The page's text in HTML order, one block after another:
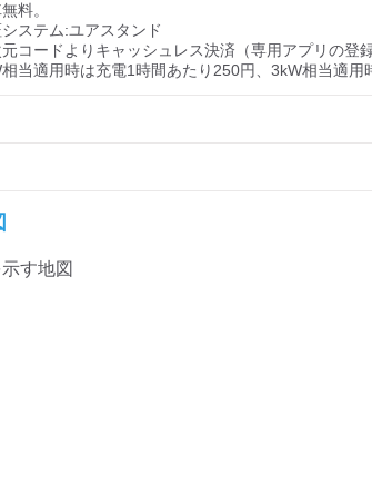
料。
ステム:ユアスタンド
元コードよりキャッシュレス決済（専用アプリの登
当適用時は充電1時間あたり250円、3kW相当適用